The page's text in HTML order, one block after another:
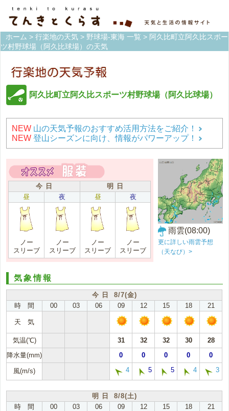
ホーム > 行楽地の天気 > 野球場-東海 一覧 > 阿久比町立阿久比スポー
ツ村野球場（阿久比球場）の天気
阿久比町立阿久比スポーツ村野球場（阿久比球場）
NEW 山の天気予報のおすすめ活用方法をご紹介！
NEW 登山シーズンに向け、情報がパワーアップ！
今 日
明 日
昼
夜 昼 夜
ノー
スリーブ
ノー
スリーブ
ノー
スリーブ
ノー
スリーブ
雨雲(08:00)
更に詳しい雨雲予想
（天なび）>
気象情報
今 日 8/7(金)
時 間
00 03 06 09 12 15 18 21
天 気
気温(℃) 31 32 32 30
28
降水量(mm)
0 0 0 0 0
風(m/s) 4 5 5 4 3
明 日 8/8(土)
時 間
00 03 06 09 12 15 18 21